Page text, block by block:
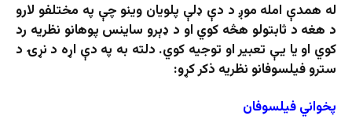
له همدې امله موږ د دې ډلې پلويان وينو چې په مختلفو لارو
د هغه د ثابتولو هڅه کوي او د ډېرو ساينس پوهانو نظريه رد
کوي او يا يې تعبير او توجيه کوي. دلته به په دې اړه د نړۍ د
سترو فیلسوفانو نظریه ذکر کړو:
پخواني فیلسوفان